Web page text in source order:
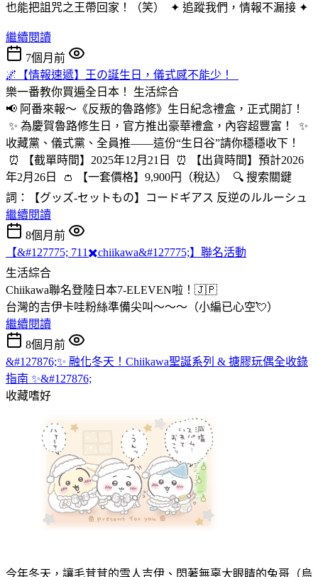
也能把詛咒之王帶回家！（笑） ✦ 追蹤我們，情報不漏接 ✦
繼續閱讀
7個月前
🌌【情報速遞】王の誕生日，儀式感不能少！
樂一番教你買遍全日本！ 生活綜合
📢 阿番來報～《反叛的魯路修》生日紀念禮盒，正式開訂！
✨ 為慶賀魯路修生日，官方推出豪華禮盒，內容超豐富！ ✨
收藏黨、儀式黨、全員推——這份“生日谷”請你穩穩收下！
⏰ 【截單時間】2025年12月21日 ⏰ 【出貨時間】預計2026
年2月26日 👛 【一套價格】9,900円（稅込） 🔍 搜索關鍵
詞：【グッズ-セットもの】コードギアス 反逆のルルーシュ
繼續閱讀
8個月前
【&#127775; 711✖️chiikawa&#127775;】聯名活動
生活綜合
Chiikawa聯名登陸日本7-ELEVEN啦！🇯🇵
台灣的吉伊卡哇粉絲準備尖叫～～～（小編已心空💘）
繼續閱讀
8個月前
&#127876;✨ 融化冬天！Chiikawa聖誕系列 & 搪膠玩偶全收錄
指南 ✨&#127876;
收藏嗜好
今年冬天，讓毛茸茸的雪人吉伊、閃著無辜大眼睛的兔哥（烏